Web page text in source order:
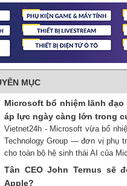
MỤC
Microsoft bổ nhiệm lãnh
áp lực ngày càng lớn trong
Vietnet24h - Microsoft vừa bổ
Technology Group — đơn vị phụ
cho toàn bộ hệ sinh thái AI của
Tân CEO John Ternus sẽ
Apple?